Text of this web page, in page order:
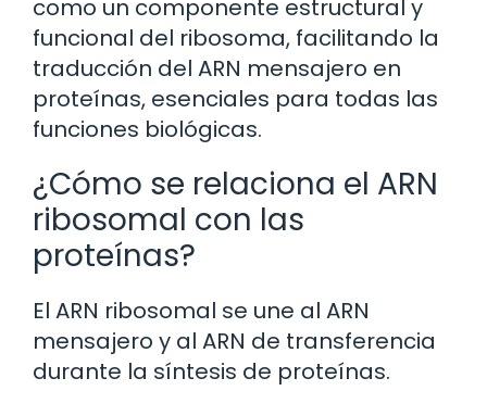
como un componente estructural y
funcional del ribosoma, facilitando la
traducción del ARN mensajero en
proteínas, esenciales para todas las
funciones biológicas.
¿Cómo se relaciona el ARN
ribosomal con las
proteínas?
El ARN ribosomal se une al ARN
mensajero y al ARN de transferencia
durante la síntesis de proteínas.